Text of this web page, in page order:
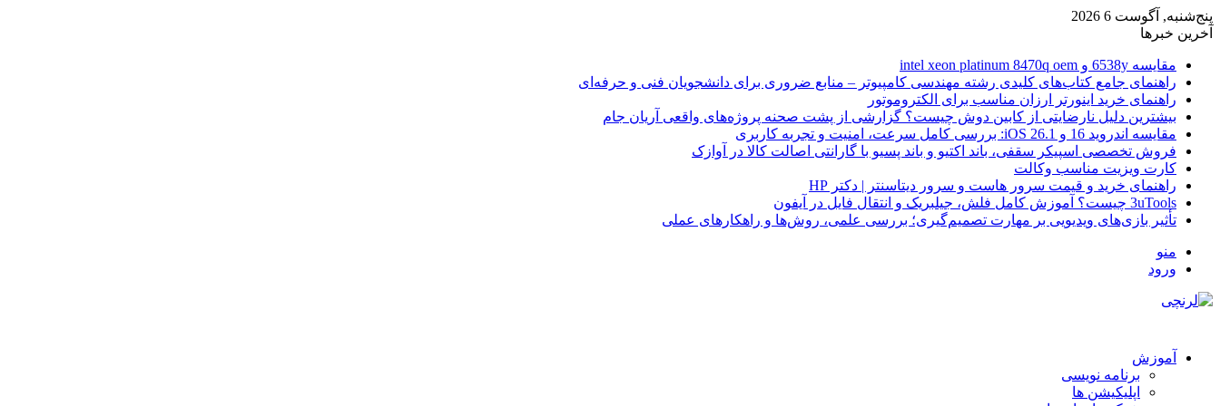
پنج‌شنبه, آگوست 6 2026
آخرین خبرها
مقایسه 6538y و intel xeon platinum 8470q oem
راهنمای جامع کتاب‌های کلیدی رشته مهندسی کامپیوتر – منابع ضروری برای دانشجویان فنی و حرفه‌ای
راهنمای خرید اینورتر ارزان مناسب برای الکتروموتور
بیشترین دلیل نارضایتی از کابین دوش چیست؟ گزارشی از پشت صحنه پروژه‌های واقعی آریان جام
مقایسه اندروید 16 و iOS 26.1: بررسی کامل سرعت، امنیت و تجربه کاربری
فروش تخصصی اسپیکر سقفی، باند اکتیو و باند پسیو با گارانتی اصالت کالا در آوازک
کارت ویزیت مناسب وکالت
راهنمای خرید و قیمت سرور هاست و سرور دیتاسنتر | دکتر HP
3uTools چیست؟ آموزش کامل فلش، جیلبریک و انتقال فایل در آیفون
تأثیر بازی‌های ویدیویی بر مهارت تصمیم‌گیری؛ بررسی علمی، روش‌ها و راهکارهای عملی
منو
ورود
آموزش
برنامه نویسی
اپلیکیشن ها